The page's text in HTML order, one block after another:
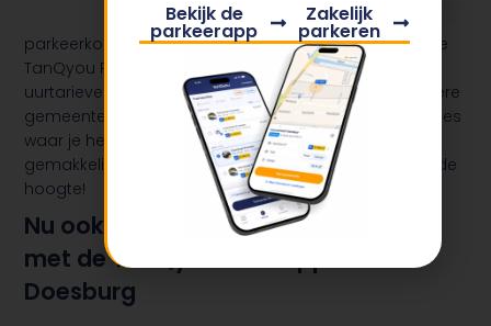
parkeerkosten voor het parkeren in Doesburg? Met de
TanQyou Park App heb je altijd de meest recente
uurtarieven per parkeerzone in Doesburg en 150 andere
gemeenten in Nederland bij de hand. Zo weet je precies
waar je het voordeligst uit bent en parkeer je snel en
gemakkelijk. Download de app nu, zo ben jij altijd op de
hoogte!
Nu ook goedkoop zakelijk parkeren
met de TanQyou Park App in
Doesburg
Bekijk de
parkeerapp
Zakelijk
parkeren